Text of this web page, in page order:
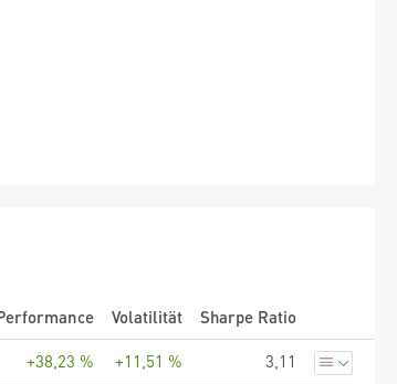
Volatilität
Sharpe Ratio
+38,23 % +11,51 % 3,11